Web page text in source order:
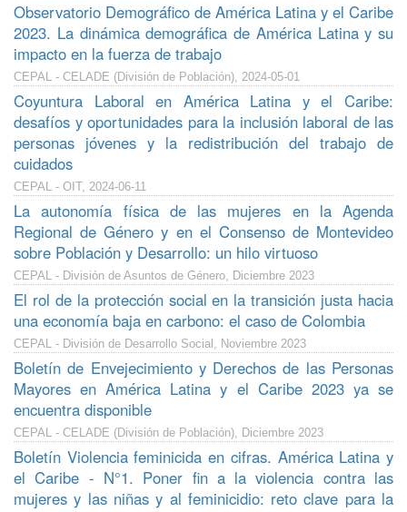
Observatorio Demográfico de América Latina y el Caribe
2023. La dinámica demográfica de América Latina y su
impacto en la fuerza de trabajo
CEPAL - CELADE (División de Población), 2024-05-01
Coyuntura Laboral en América Latina y el Caribe:
desafíos y oportunidades para la inclusión laboral de las
personas jóvenes y la redistribución del trabajo de
cuidados
CEPAL - OIT, 2024-06-11
La autonomía física de las mujeres en la Agenda
Regional de Género y en el Consenso de Montevideo
sobre Población y Desarrollo: un hilo virtuoso
CEPAL - División de Asuntos de Género, Diciembre 2023
El rol de la protección social en la transición justa hacia
una economía baja en carbono: el caso de Colombia
CEPAL - División de Desarrollo Social, Noviembre 2023
Boletín de Envejecimiento y Derechos de las Personas
Mayores en América Latina y el Caribe 2023 ya se
encuentra disponible
CEPAL - CELADE (División de Población), Diciembre 2023
Boletín Violencia feminicida en cifras. América Latina y
el Caribe - N°1. Poner fin a la violencia contra las
mujeres y las niñas y al feminicidio: reto clave para la